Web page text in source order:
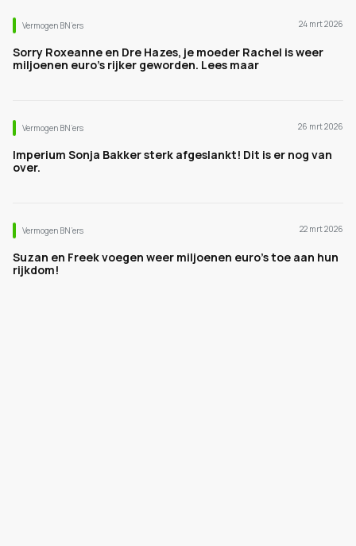
Vermogen BN’ers 24 mrt 2026
Sorry Roxeanne en Dre Hazes, je moeder Rachel is weer
miljoenen euro's rijker geworden. Lees maar
Vermogen BN’ers 26 mrt 2026
Imperium Sonja Bakker sterk afgeslankt! Dit is er nog van
over.
Vermogen BN’ers 22 mrt 2026
Suzan en Freek voegen weer miljoenen euro's toe aan hun
rijkdom!